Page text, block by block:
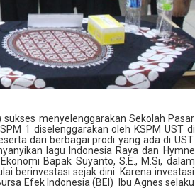
menyelenggarakan Sekolah Pasar
SPM 1 diselenggarakan oleh KSPM UST di
dari berbagai prodi yang ada di UST.
lagu Indonesia Raya dan Hymne
Bapak Suyanto, S.E., M.Si, dalam
berinvestasi sejak dini. Karena investasi
Efek Indonesia (BEI) Ibu Agnes selaku